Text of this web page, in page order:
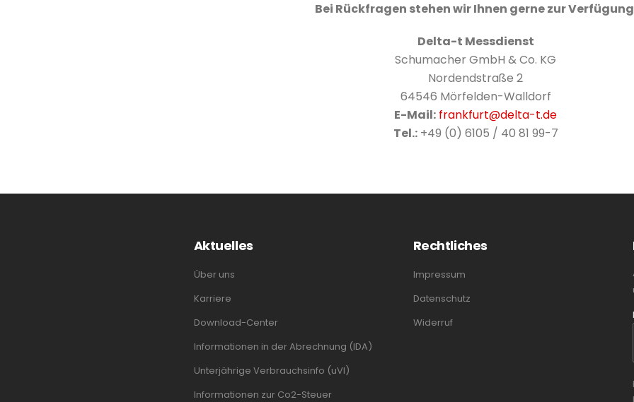
Bei Rückfragen stehen wir Ihnen gerne zur
Delta-t Messdienst
Schumacher GmbH & Co. KG
Nordendstraße 2
64546 Mörfelden-Walldorf
E-Mail: frankfurt@delta-t.de
Tel.:+49 (0) 6105 / 40 81 99-7
Aktuelles
Über uns
Karriere
Download-Center
Informationen in der Abrechnung (IDA)
Unterjährige Verbrauchsinfo (uVI)
Informationen zur Co2-Steuer
Rechtliches
Impressum
Datenschutz
Widerruf